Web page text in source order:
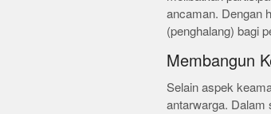
ancaman. Dengan
(penghalang) bagi
Membangun
Selain aspek
antarwarga. Dalam